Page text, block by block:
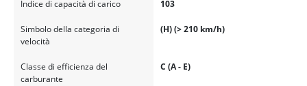
Indice di capacità di carico 103
Simbolo della categoria di
velocità
(H) (> 210 km/h)
Classe di efficienza del
carburante
C (A - E)